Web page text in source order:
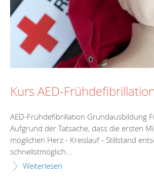
Kurs AED-
AED-Frühdefibrillation Grundausbildung
Aufgrund der Tatsache, dass die ersten
möglichen Herz - Kreislauf - Stillstand
schnellstmöglich...
Weiterlesen